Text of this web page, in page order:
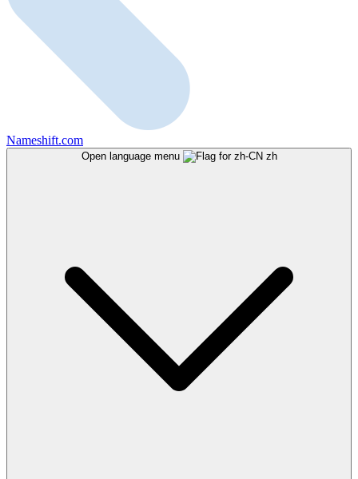
Nameshift.com
Open language menu zh